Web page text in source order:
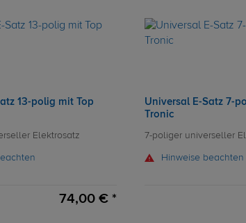
13-polig mit Top
Elektrosatz
74,00 € *
Universal E-Satz 7-
Tronic
7-poliger universeller
Hinweise beachten